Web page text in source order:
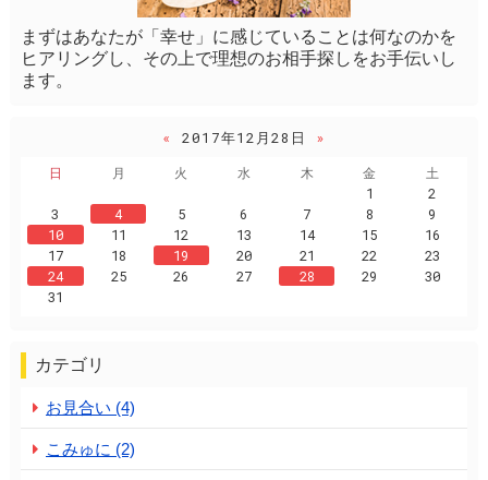
まずはあなたが「幸せ」に感じていることは何なのかを
ヒアリングし、その上で理想のお相手探しをお手伝いし
ます。
« 2017年12月28日
»
日
月 火 水 木 金
土
1
2
3
4 5 6 7 8
9
10
11 12 13 14 15
16
17
18 19 20 21 22
23
24
25 26 27 28 29
30
31
カテゴリ
お見合い (4)
こみゅに (2)